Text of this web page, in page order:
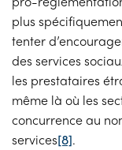
plus
tenter
des services
les prestataires
même là où les
concurrence au
services[8].